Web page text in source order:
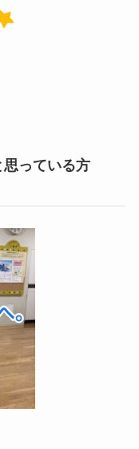
っている方